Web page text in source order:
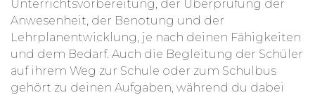
Unterrichtsvorbereitung, der Überprüfung der
Anwesenheit, der Benotung und der
Lehrplanentwicklung, je nach deinen Fähigkeiten
und dem Bedarf. Auch die Begleitung der Schüler
auf ihrem Weg zur Schule oder zum Schulbus
gehört zu deinen Aufgaben, während du dabei